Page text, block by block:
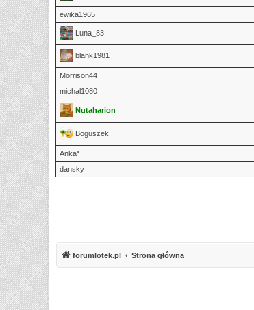
ewika1965
Luna_83
blank1981
Morrison44
michal1080
Nutaharion
Boguszek
Anka*
dansky
forumlotek.pl Strona główna